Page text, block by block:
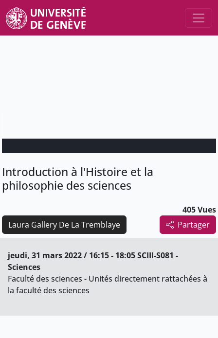
Introduction à l'Histoire et la
philosophie des sciences
405 Vues
Partager
Laura Gallery De La Tremblaye
jeudi, 31 mars 2022 / 16:15 - 18:05 SCIII-S081 -
Sciences
Faculté des sciences - Unités directement rattachées à
la faculté des sciences